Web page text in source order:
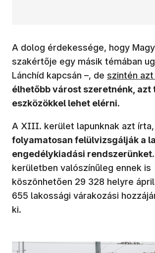
A dolog érdekessége, hogy
szakértője egy másik témában
Lánchíd kapcsán –, de (új
szintén
élhetőbb várost szeretnénk, azt
eszközökkel lehet elérni.
A XIII. kerület lapunknak azt írta,
folyamatosan felülvizsgálják a
engedélykiadási rendszerünket
kerületben valószínűleg ennek is
köszönhetően 29 328 helyre
655 lakossági várakozási
ki.